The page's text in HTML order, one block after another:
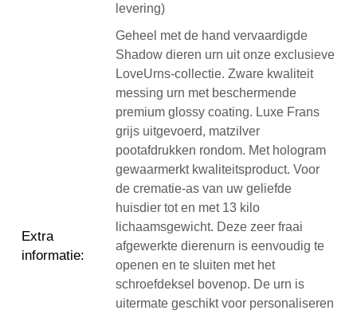
levering)
Extra
informatie:
Geheel met de hand vervaardigde
Shadow dieren urn uit onze exclusieve
LoveUrns-collectie. Zware kwaliteit
messing urn met beschermende
premium glossy coating. Luxe Frans
grijs uitgevoerd, matzilver
pootafdrukken rondom. Met hologram
gewaarmerkt kwaliteitsproduct. Voor
de crematie-as van uw geliefde
huisdier tot en met 13 kilo
lichaamsgewicht. Deze zeer fraai
afgewerkte dierenurn is eenvoudig te
openen en te sluiten met het
schroefdeksel bovenop. De urn is
uitermate geschikt voor personaliseren